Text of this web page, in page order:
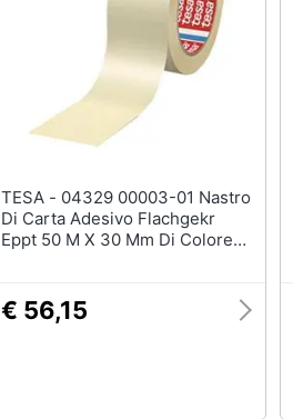
TESA - 04329 00003-01 Nastro
Di Carta Adesivo Flachgekr
Eppt 50 M X 30 Mm Di Colore
€ 56,15